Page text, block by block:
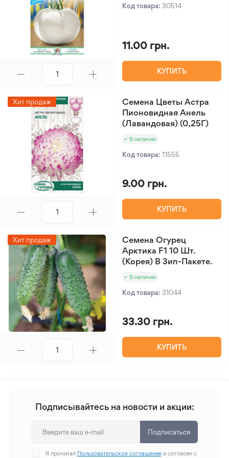
Код товара: 30514
11.00 грн.
КУПИТЬ
Хит продаж
Семена Цветы Астра
Пионовидная Анель
(Лавандовая) (0,25Г)
В наличии
Код товара: 11555
9.00 грн.
КУПИТЬ
Хит продаж
Семена Огурец
Арктика F1 10 Шт.
(Корея) В Зип-Пакете.
В наличии
Код товара: 31044
33.30 грн.
КУПИТЬ
Подписывайтесь на новости и акции:
Подписаться
Я прочитал Пользовательское соглашениеи согласен с